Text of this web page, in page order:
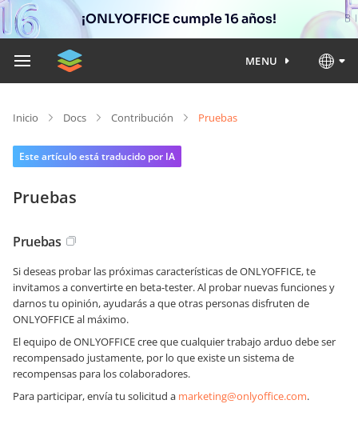
¡ONLYOFFICE cumple 16 años!
MENU
Inicio Docs Contribución Pruebas
Este artículo está traducido por IA
Pruebas
Pruebas
Si deseas probar las próximas características de ONLYOFFICE, te
invitamos a convertirte en beta-tester. Al probar nuevas funciones y
darnos tu opinión, ayudarás a que otras personas disfruten de
ONLYOFFICE al máximo.
El equipo de ONLYOFFICE cree que cualquier trabajo arduo debe ser
recompensado justamente, por lo que existe un sistema de
recompensas para los colaboradores.
Para participar, envía tu solicitud a marketing@onlyoffice.com.